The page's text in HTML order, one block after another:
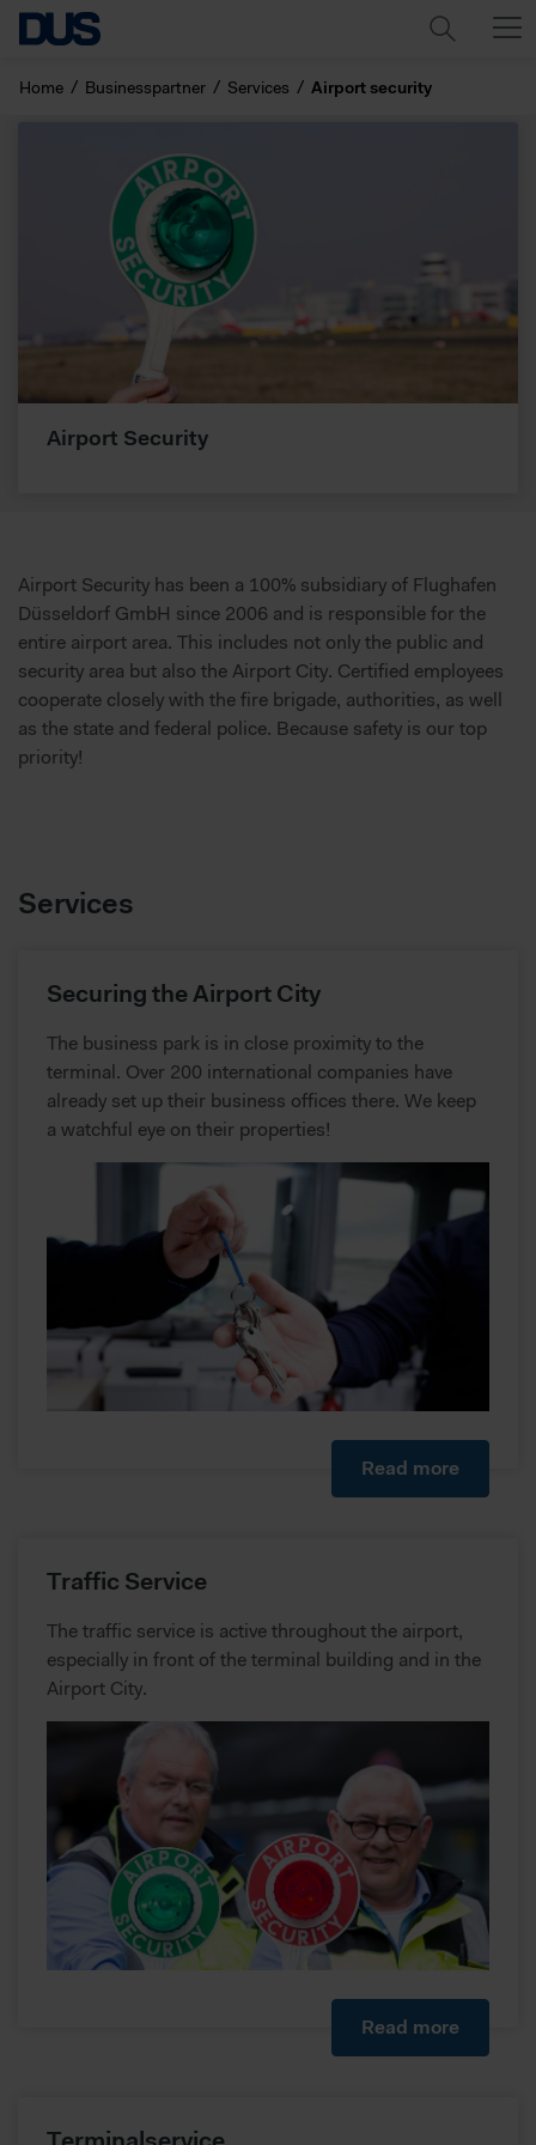
Home Businesspartner Services Airport security
Airport Security
Airport Security has been a 100% subsidiary of Flughafen
Düsseldorf GmbH since 2006 and is responsible for the
entire airport area. This includes not only the public and
security area but also the Airport City. Certified employees
cooperate closely with the fire brigade, authorities, as well
as the state and federal police. Because safety is our top
priority!
Services
Securing the Airport City
The business park is in close proximity to the
terminal. Over 200 international companies have
already set up their business offices there. We keep
a watchful eye on their properties!
Read more
Traffic Service
The traffic service is active throughout the airport,
especially in front of the terminal building and in the
Airport City.
Read more